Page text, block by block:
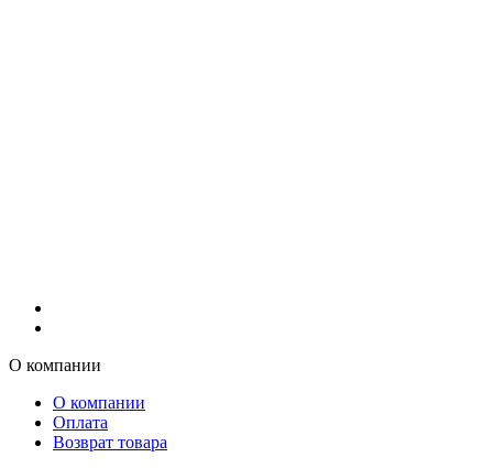
О компании
О компании
Оплата
Возврат товара